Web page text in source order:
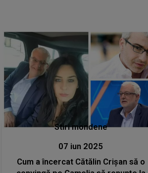
Stiri mondene
07 iun 2025
Cum a încercat Cătălin Crișan să o